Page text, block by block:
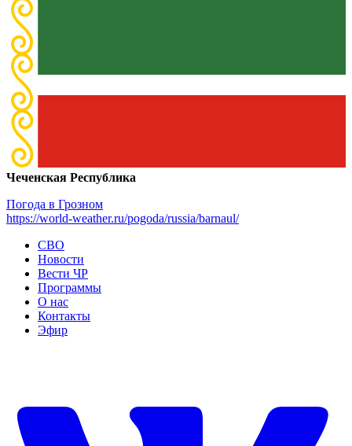
Чеченская Республика
Погода в Грозном
https://world-weather.ru/pogoda/russia/barnaul/
СВО
Новости
Вести ЧР
Программы
О нас
Контакты
Эфир